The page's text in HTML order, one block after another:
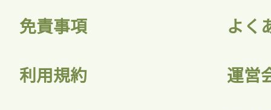
免責事項 よく
利用規約 運営